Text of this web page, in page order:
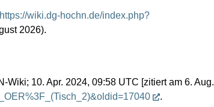
https://wiki.dg-hochn.de/index.php?
2026).
Wiki; 10. Apr. 2024, 09:58 UTC [zitiert am 6. Aug.
.